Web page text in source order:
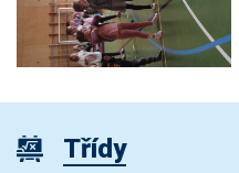
Třídy